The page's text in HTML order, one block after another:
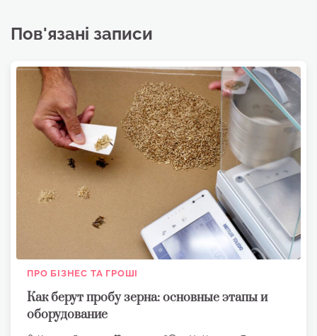
Пов'язані записи
ПРО БІЗНЕС ТА ГРОШІ
Как берут пробу зерна: основные этапы и
оборудование